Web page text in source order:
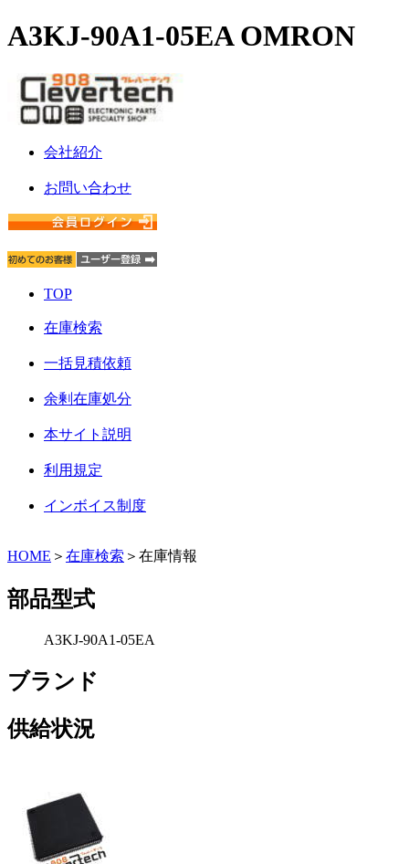
A3KJ-90A1-05EA OMRON
会社紹介
お問い合わせ
TOP
在庫検索
一括見積依頼
余剰在庫処分
本サイト説明
利用規定
インボイス制度
HOME ＞ 在庫検索 ＞在庫情報
部品型式
A3KJ-90A1-05EA
ブランド
供給状況